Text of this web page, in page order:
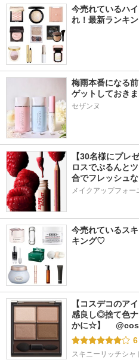
今売れているハ
れ！最新ランキ
梅雨本番になる
ゲットしておき
セザンヌ
【30名様にプレ
ロスでぷるんと
合でフレッシュ
メイクアップフォー
今売れているス
キング♡
【コスデコのア
感良し◎捨て色
かに☆】 　
6
スキニーリッチシャ